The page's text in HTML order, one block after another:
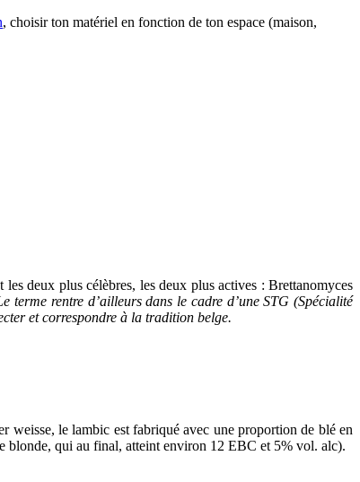
, choisir ton matériel en fonction de ton espace (maison,
deux plus célèbres, les deux plus actives : Brettanomyces
terme rentre d’ailleurs dans le cadre d’une STG (Spécialité
et correspondre à la tradition belge.
weisse, le lambic est fabriqué avec une proportion de blé en
blonde, qui au final, atteint environ 12 EBC et 5% vol. alc).